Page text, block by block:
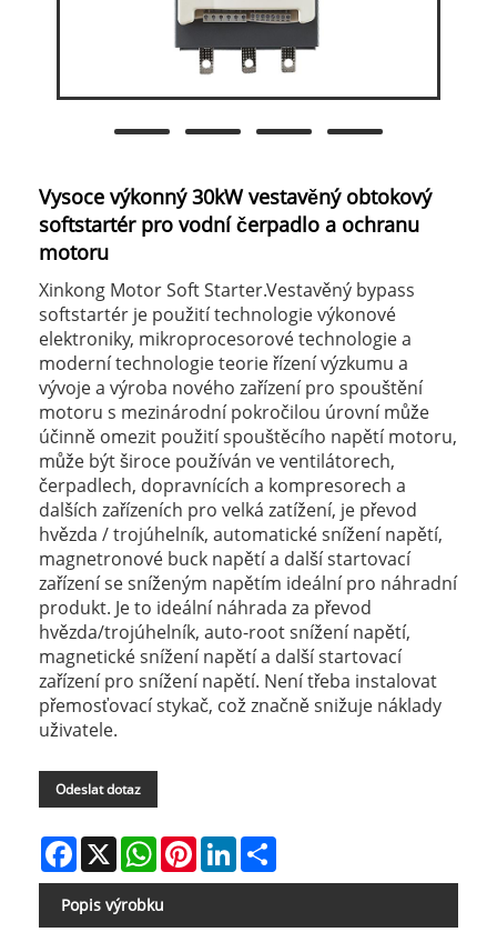
Vysoce výkonný 30kW vestavěný obtokový
softstartér pro vodní čerpadlo a ochranu
motoru
Xinkong Motor Soft Starter.Vestavěný bypass
softstartér je použití technologie výkonové
elektroniky, mikroprocesorové technologie a
moderní technologie teorie řízení výzkumu a
vývoje a výroba nového zařízení pro spouštění
motoru s mezinárodní pokročilou úrovní může
účinně omezit použití spouštěcího napětí motoru,
může být široce používán ve ventilátorech,
čerpadlech, dopravnících a kompresorech a
dalších zařízeních pro velká zatížení, je převod
hvězda / trojúhelník, automatické snížení napětí,
magnetronové buck napětí a další startovací
zařízení se sníženým napětím ideální pro náhradní
produkt. Je to ideální náhrada za převod
hvězda/trojúhelník, auto-root snížení napětí,
magnetické snížení napětí a další startovací
zařízení pro snížení napětí. Není třeba instalovat
přemosťovací stykač, což značně snižuje náklady
uživatele.
Odeslat dotaz
Facebook
X WhatsAppPinterestLinkedIn
Popis výrobku